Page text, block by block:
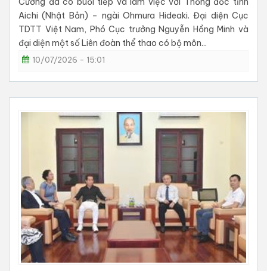
Aichi (Nhật Bản) – ngài Ohmura Hideaki. Đại diện Cục
TDTT Việt Nam, Phó Cục trưởng Nguyễn Hồng Minh và
đại diện một số Liên đoàn thể thao có bộ môn...
10/07/2026 - 15:01